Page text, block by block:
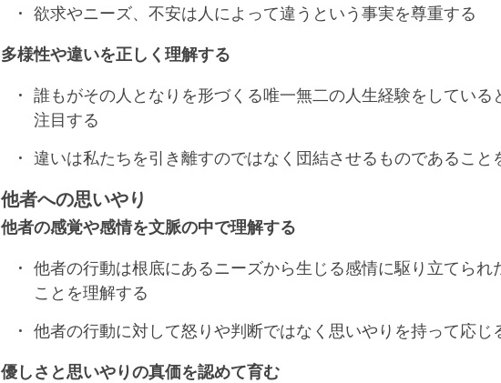
欲求やニーズ、不安は人によって違うという事実を尊重する
多様性や違いを正しく理解する
誰もがその人となりを形づくる唯一無二の人生経験をしている
注目する
違いは私たちを引き離すのではなく団結させるものであること
他者への思いやり
他者の感覚や感情を文脈の中で理解する
他者の行動は根底にあるニーズから生じる感情に駆り立てられ
ことを理解する
他者の行動に対して怒りや判断ではなく思いやりを持って応じ
優しさと思いやりの真価を認めて育む